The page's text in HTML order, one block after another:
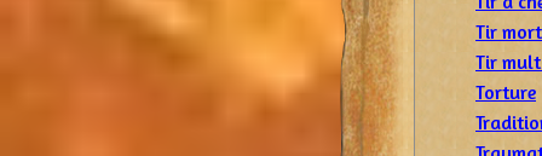
Tir
Tir
Torture